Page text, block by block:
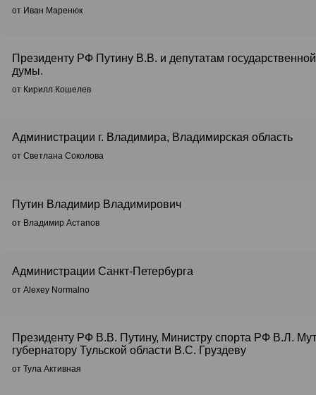
от Иван Маренюк
Президенту РФ Путину В.В. и депутатам государственной
думы.
от Кирилл Кошелев
Администрации г. Владимира, Владимирская область
от Светлана Соколова
Путин Владимир Владимирович
от Владимир Астапов
Администрации Санкт-Петербурга
от Alexey Normalno
Президенту РФ В.В. Путину, Министру спорта РФ В.Л.
губернатору Тульской области В.С. Груздеву
от Тула Активная